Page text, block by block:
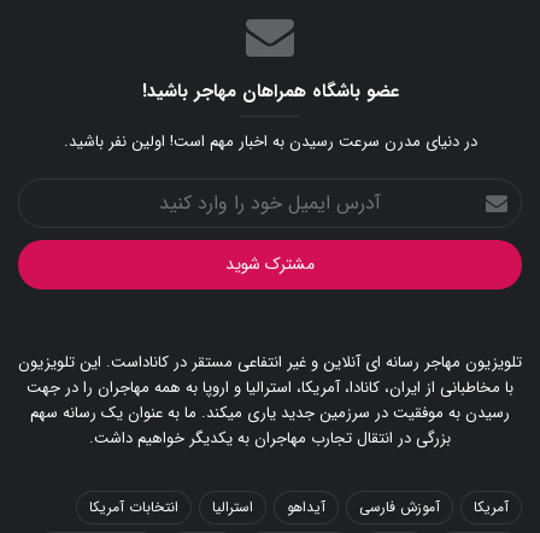
عضو باشگاه همراهان مهاجر باشید!
در دنیای مدرن سرعت رسیدن به اخبار مهم است! اولین نفر باشید.
آدرس
ایمیل
خود
را
وارد
تلویزیون مهاجر رسانه ای آنلاین و غیر انتفاعی مستقر در کاناداست. این تلویزیون
با مخاطبانی از ایران، کانادا، آمریکا، استرالیا و اروپا به همه مهاجران را در جهت
رسیدن به موفقیت در سرزمین جدید یاری میکند. ما به عنوان یک رسانه سهم
بزرگی در انتقال تجارب مهاجران به یکدیگر خواهیم داشت.
آمریکا آموزش فارسی آیداهو استرالیا انتخابات آمریکا